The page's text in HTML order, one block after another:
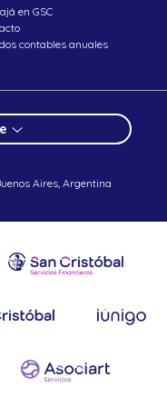
en GSC
contables anuales
Aires, Argentina